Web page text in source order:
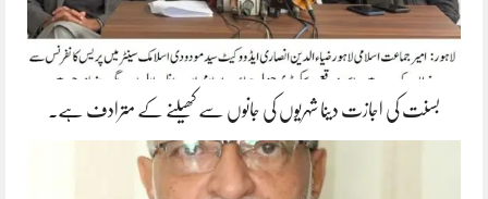
بسنت کی اجازت دینا شہریوں کی جانوں سے کھیلنے کے مترادف ہے۔